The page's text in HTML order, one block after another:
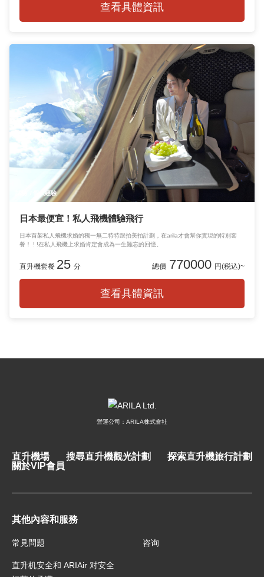
查看具體資訊
個人經驗
日本最便宜！私人飛機體驗飛行
日本首架私人飛機求婚的獨一無二特特跟拍美拍計劃，在arila才會幫你實現的特別套
餐！ ! !在私人飛機上求婚肯定會成為一生難忘的回憶。
直升機套餐 25 分 總價 770000 円(税込)~
查看具體資訊
營運公司：ARILA株式會社
直升機場 搜尋直升機觀光計劃
探索直升機旅行計劃
關於VIP會員
其他內容和服務
常見問題 咨询
直升机安全和 ARIAir 对安全